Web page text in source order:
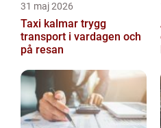
31 maj 2026
Taxi kalmar trygg
transport i vardagen och
på resan